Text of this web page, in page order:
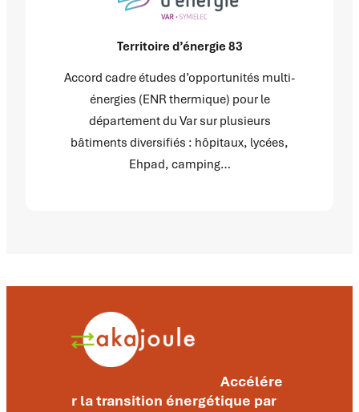
Territoire d’énergie 83
Accord cadre études d’opportunités multi-
énergies (ENR thermique) pour le
département du Var sur plusieurs
bâtiments diversifiés : hôpitaux, lycées,
Ehpad, camping…
Accélére
r la transition énergétique par